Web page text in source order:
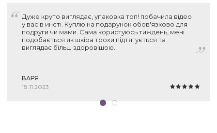
Дуже круто виглядає, упаковка топ! побачила відео
у вас в инсті. Куплю на подарунок обов'язково для
подруги чи мами. Сама користуюсь тиждень, мені
подобається як шкіра трохи підтягується та
виглядає більш здоровішою.
ВАРЯ
18.11.2023